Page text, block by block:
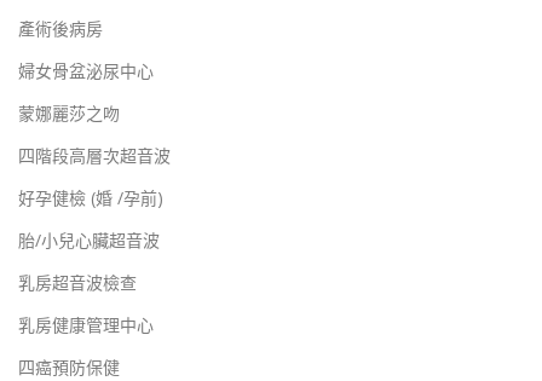
產術後病房
婦女骨盆泌尿中心
蒙娜麗莎之吻
四階段高層次超音波
好孕健檢 (婚 /孕前)
胎/小兒心臟超音波
乳房超音波檢查
乳房健康管理中心
四癌預防保健